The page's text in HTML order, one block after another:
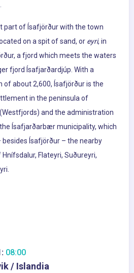
part of Ísafjörður with the town
on a spit of sand, or eyri, in
a fjord which meets the waters
fjord Ísafjarðardjúp. With a
of about 2,600, Ísafjörður is the
in the peninsula of
and the administration
Ísafjarðarbær municipality, which
besides Ísafjörður – the nearby
Flateyri, Suðureyri,
08:00
/ Islandia